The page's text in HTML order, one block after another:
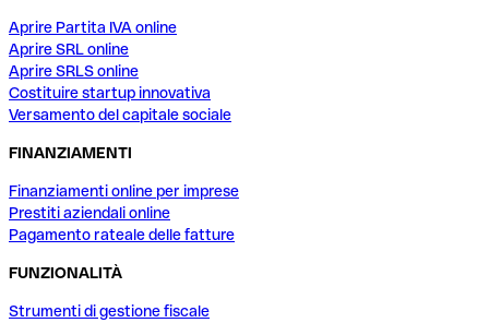
Aprire Partita IVA online
Aprire SRL online
Aprire SRLS online
Costituire startup innovativa
Versamento del capitale sociale
FINANZIAMENTI
Finanziamenti online per imprese
Prestiti aziendali online
Pagamento rateale delle fatture
FUNZIONALITÀ
Strumenti di gestione fiscale